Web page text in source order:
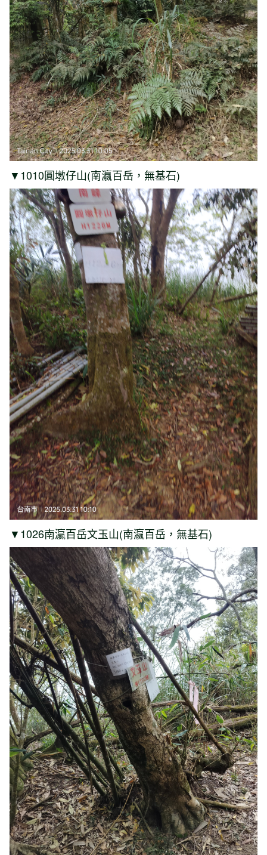
▼1010圓墩仔山(南瀛百岳，無基石)
▼1026南瀛百岳文玉山(南瀛百岳，無基石)